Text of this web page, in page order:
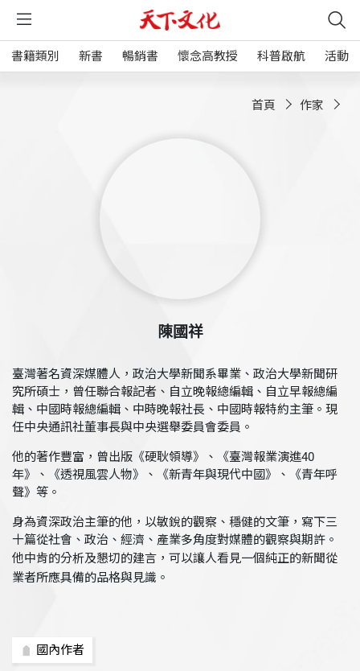
書籍類別 新書 暢銷書 懷念高教授 科普啟航 活動
首頁 作家
陳國祥
臺灣著名資深媒體人，政治大學新聞系畢業、政治大學新聞研
究所碩士，曾任聯合報記者、自立晚報總編輯、自立早報總編
輯、中國時報總編輯、中時晚報社長、中國時報特約主筆。現
任中央通訊社董事長與中央選舉委員會委員。
他的著作豐富，曾出版《硬耿領導》、《臺灣報業演進40
年》、《透視風雲人物》、《新青年與現代中國》、《青年呼
聲》等。
身為資深政治主筆的他，以敏銳的觀察、穩健的文筆，寫下三
十篇從社會、政治、經濟、產業多角度對媒體的觀察與期許。
他中肯的分析及懇切的建言，可以讓人看見一個純正的新聞從
業者所應具備的品格與見識。
國內作者